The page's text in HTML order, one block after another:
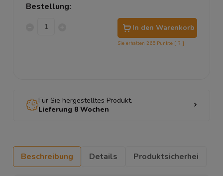
Bestellung:
In den Warenkorb
Sie erhalten 265 Punkte [ ? ]
Für Sie hergestelltes Produkt.
Lieferung 8 Wochen
Beschreibung Details Produktsicherhei